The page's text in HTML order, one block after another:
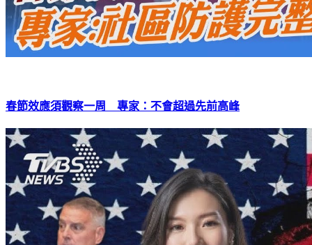
春節效應須觀察一周 專家：不會超過先前高峰